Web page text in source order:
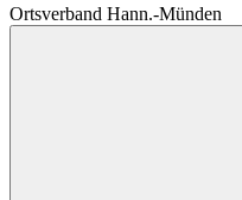
Ortsverband Hann.-Münden